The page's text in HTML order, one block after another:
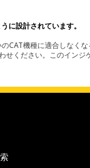
に設計されています。
CAT機種に適合しな
ください。このイン